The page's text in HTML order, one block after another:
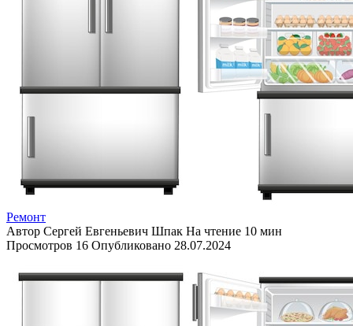
Ремонт
Автор Сергей Евгеньевич Шпак На чтение 10 мин
Просмотров 16 Опубликовано 28.07.2024